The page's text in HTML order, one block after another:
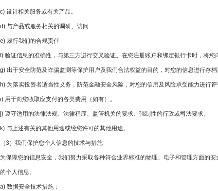
c) 设计相关服务或有关产品。
d) 与产品或服务相关的调研、访问
e) 履行我们的合规责任
f) 验证信息的准确性，与第三方进行交叉验证。在您注册账户和绑定银行卡时，将
g) 出于安全防范及诈骗监测等保护用户及我们合法权益的目的，对您的信息进行存
h) 为落实投资者适当性义务，防范金融安全风险，对您的信用及风险承受能力进行
i) 用于向您收取应支付的各类费用（如有）。
j) 遵守适用的法律法规、法律程序、监管机关的要求、强制性的行政或司法要求。
k) 与上述有关的其他用途或经您许可的其他用途。
（3）我们保护您个人信息的技术与措施
为保障您的信息安全，我们努力采取各种符合业界标准的物理、电子和管理方面的
的个人信息。
a) 数据安全技术措施：